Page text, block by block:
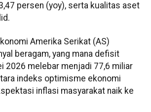
persen (yoy), serta kualitas aset
Amerika Serikat (AS)
beragam, yang mana defisit
2026 melebar menjadi 77,6 miliar
indeks optimisme ekonomi
inflasi masyarakat naik ke